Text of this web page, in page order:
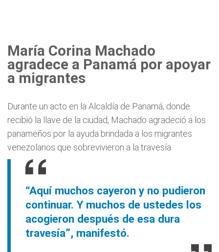
María Corina Machado
agradece a Panamá por apoyar
a migrantes
Durante un acto en la Alcaldía de Panamá, donde
recibió la llave de la ciudad, Machado agradeció a los
panameños por la ayuda brindada a los migrantes
venezolanos que sobrevivieron a la travesía.
“Aquí muchos cayeron y no pudieron
continuar. Y muchos de ustedes los
acogieron después de esa dura
travesía”, manifestó.